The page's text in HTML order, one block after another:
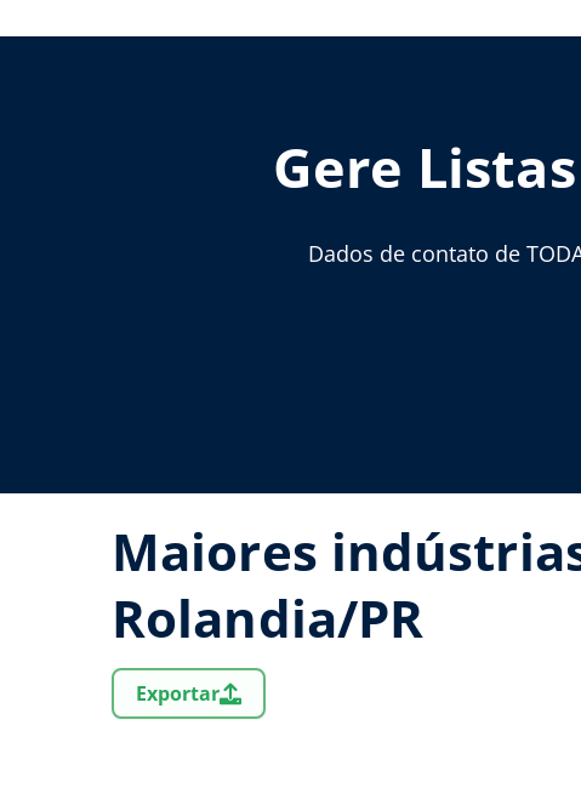
Gere
Dados de contato de
Maiores
Rolandia/PR
Exportar